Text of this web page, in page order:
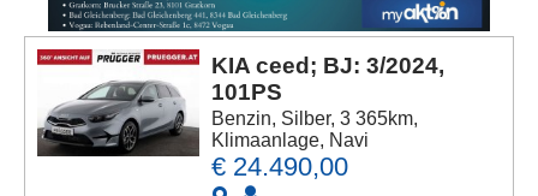
KIA ceed; BJ: 3/2024,
101PS
Benzin, Silber, 3 365km,
Klimaanlage, Navi
€ 24.490,00